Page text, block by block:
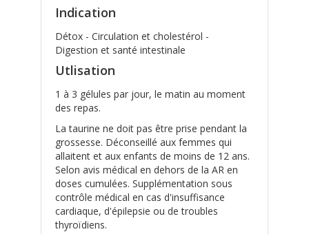
Indication
Détox - Circulation et cholestérol -
Digestion et santé intestinale
Utlisation
1 à 3 gélules par jour, le matin au moment
des repas.
La taurine ne doit pas être prise pendant la
grossesse. Déconseillé aux femmes qui
allaitent et aux enfants de moins de 12 ans.
Selon avis médical en dehors de la AR en
doses cumulées. Supplémentation sous
contrôle médical en cas d'insuffisance
cardiaque, d'épilepsie ou de troubles
thyroïdiens.